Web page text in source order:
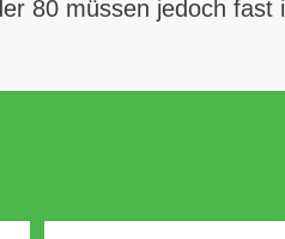
80 müssen jedoch fast